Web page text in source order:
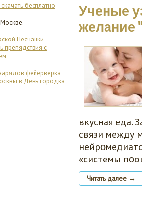
бесплатно
Песчанки
препядствия с
фейерверка
в День городка
Ученые
желание
вкусная еда.
связи между
«системы
Читать далее →